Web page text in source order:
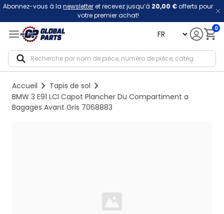
Abonnez-vous à la newsletteret recevez jusqu’à 20,00 €offerts pour
votre premier achat!
language 0
Accueil
Tapis de sol
BMW 3 E91 LCI Capot Plancher Du Compartiment a
Bagages Avant Gris 7068883